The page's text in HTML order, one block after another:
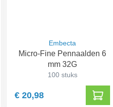
Embecta
Micro-Fine Pennaalden 6
mm 32G
100 stuks
€ 20,98